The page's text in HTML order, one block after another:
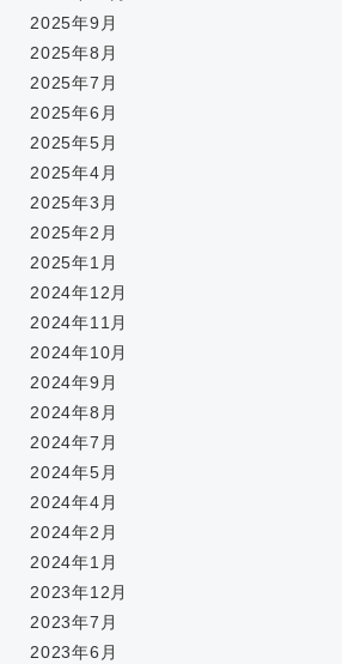
2025年9月
2025年8月
2025年7月
2025年6月
2025年5月
2025年4月
2025年3月
2025年2月
2025年1月
2024年12月
2024年11月
2024年10月
2024年9月
2024年8月
2024年7月
2024年5月
2024年4月
2024年2月
2024年1月
2023年12月
2023年7月
2023年6月